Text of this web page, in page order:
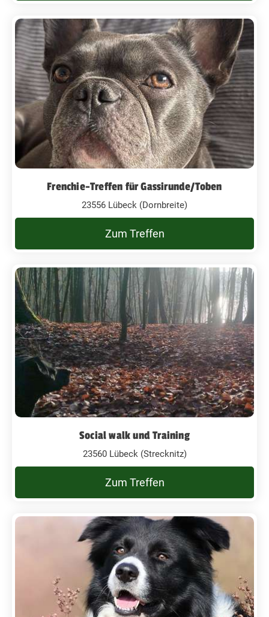
Frenchie-Treffen für Gassirunde/Toben
23556 Lübeck (Dornbreite)
Zum Treffen
Social walk und Training
23560 Lübeck (Strecknitz)
Zum Treffen